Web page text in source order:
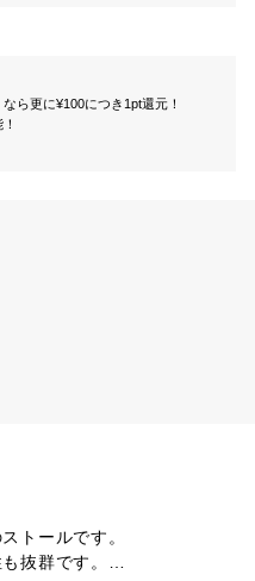
ら更に¥100につき1pt還元！
トールです。
抜群です。